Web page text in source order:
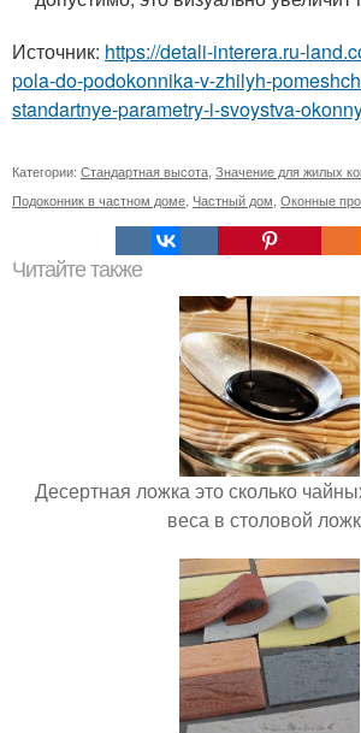
Источник: https://detali-interera.ru-
pola-do-podokonnika-v-zhilyh-
standartnye-parametry-i-svoystva-
Категории: Стандартная высота Значение для жилых
Подоконник в частном доме Частный дом Оконные
Читайте также
Десертная ложка это сколько
веса в столовой